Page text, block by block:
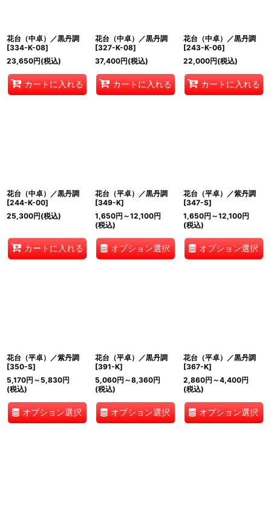
花台（中卓）／黒丹調
[334-K-08]
23,650円(税込)
カートに入れる
花台（中卓）／黒丹調
[327-K-08]
37,400円(税込)
カートに入れる
花台（中卓）／黒丹調
[243-K-06]
22,000円(税込)
カートに入れる
花台（中卓）／黒丹調
[244-K-00]
25,300円(税込)
カートに入れる
花台（平卓）／黒丹調
[349-K]
1,650円 ～12,100円
(税込)
オプション選択
花台（平卓）／紫丹調
[347-S]
1,650円 ～12,100円
(税込)
オプション選択
花台（平卓）／紫丹調
[350-S]
5,170円 ～5,830円
(税込)
オプション選択
花台（平卓）／黒丹調
[391-K]
5,060円 ～8,360円
(税込)
オプション選択
花台（平卓）／黒丹調
[367-K]
2,860円 ～4,400円
(税込)
オプション選択